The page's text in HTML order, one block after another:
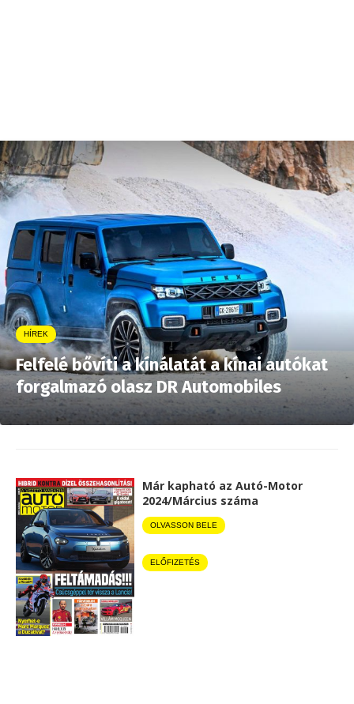
HÍREK
Felfelé bővíti a kínálatát a kínai autókat
forgalmazó olasz DR Automobiles
Már kapható az Autó-Motor
2024/Március száma
OLVASSON BELE
ELŐFIZETÉS